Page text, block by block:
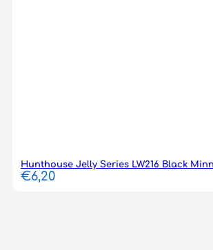
Hunthouse Jelly Series LW216 Black
€6,20